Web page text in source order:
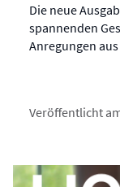
Die neue
spannenden
Anregungen
Veröffentlicht